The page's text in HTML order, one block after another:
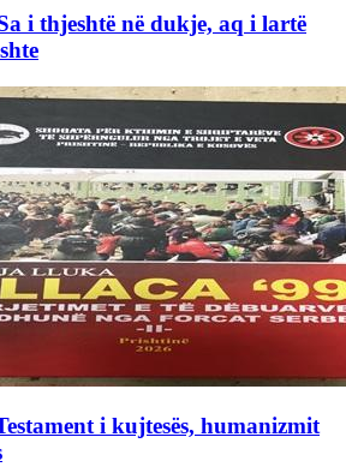
i thjeshtë në dukje, aq i lartë
i kujtesës, humanizmit